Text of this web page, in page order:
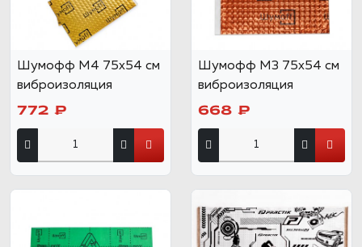
Шумофф М4 75х54 см
виброизоляция
772 ₽
Шумофф М3 75х54 см
виброизоляция
668 ₽